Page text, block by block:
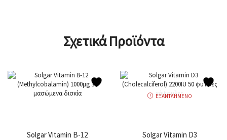
Σχετικά Προϊόντα
Solgar Vitamin B-12
ΕΞΑΝΤΛΗΜΈΝΟ
Solgar Vitamin D3